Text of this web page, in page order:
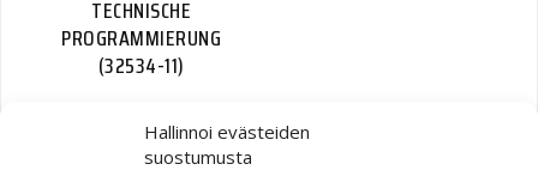
Hallinnoi evästeiden
suostumusta
TECHNISCHE
PROGRAMMIERUNG
(32534-11)
772,45€